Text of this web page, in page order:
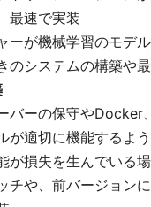
最速で実装
ーが機械学習のモデ
のシステムの構築や
バーの保守やDocker
が適切に機能するよ
が損失を生んでいる
チや、前バージョン